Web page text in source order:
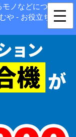
ノなどについて解
や - お役立ち情報関